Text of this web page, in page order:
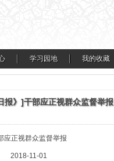
学习园地 我的收藏
报》]干部应正视群众监督举报
应正视群众监督举报
2018-11-01